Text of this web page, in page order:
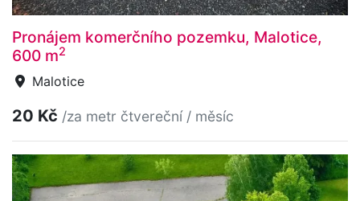
Pronájem komerčního pozemku, Malotice,
600 m2
Malotice
20 Kč /za metr čtvereční / měsíc